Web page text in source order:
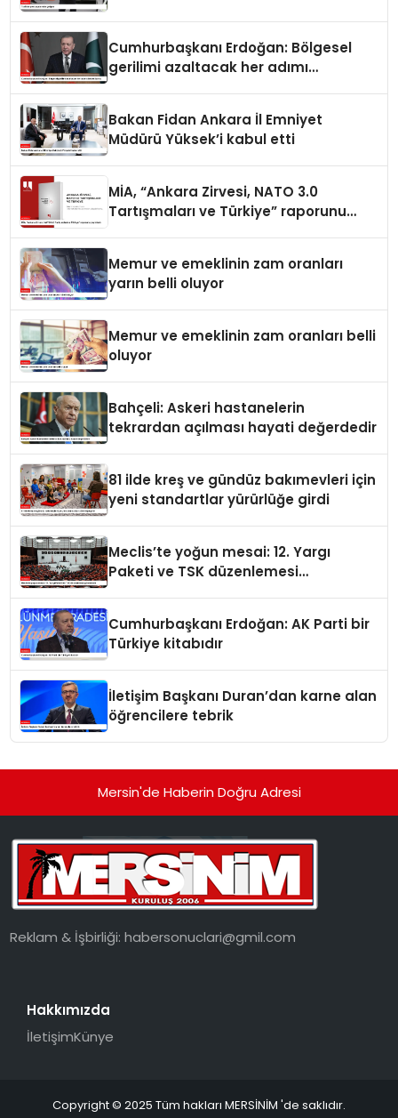
Cumhurbaşkanı Erdoğan: Bölgesel
gerilimi azaltacak her adımı
Bakan Fidan Ankara İl Emniyet
Müdürü Yüksek’i kabul etti
MİA, “Ankara Zirvesi, NATO 3.0
Tartışmaları ve Türkiye” raporunu
Memur ve emeklinin zam oranları
yarın belli oluyor
Memur ve emeklinin zam oranları belli
oluyor
Bahçeli: Askeri hastanelerin
tekrardan açılması hayati değerdedir
81 ilde kreş ve gündüz bakımevleri için
yeni standartlar yürürlüğe girdi
Meclis’te yoğun mesai: 12. Yargı
Paketi ve TSK düzenlemesi
Cumhurbaşkanı Erdoğan: AK Parti bir
Türkiye kitabıdır
İletişim Başkanı Duran’dan karne alan
öğrencilere tebrik
Mersin'de Haberin Doğru Adresi
Reklam & İşbirliği:habersonuclari@gmil.com
Hakkımızda
İletişimKünye
Copyright © 2025 Tüm hakları MERSİNİM 'de saklıdır.